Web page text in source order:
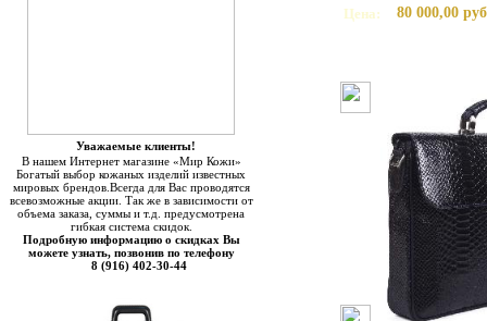
Уважаемые клиенты!
В нашем Интернет магазине «Мир Кожи»
Богатый выбор кожаных изделий известных
мировых брендов.Всегда для Вас проводятся
всевозможные акции. Так же в зависимости от
объема заказа, суммы и т.д. предусмотрена
гибкая система скидок.
Подробную информацию о скидках Вы
можете узнать, позвонив по телефону
8 (916) 402-30-44
Цена:
80 000,00